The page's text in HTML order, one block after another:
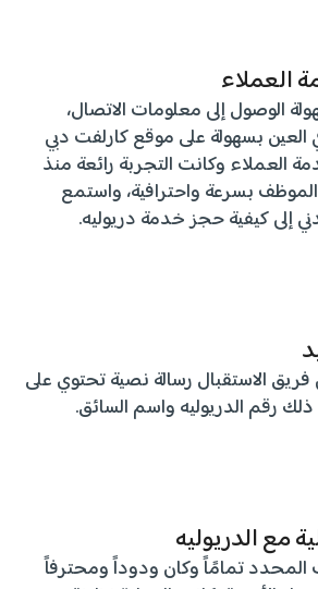
العملاء
الوصول إلى معلومات الاتصال،
بسهولة على موقع كارلفت دبي
العملاء وكانت التجربة رائعة منذ
بسرعة واحترافية، واستمع
إلى كيفية حجز خدمة دريوليه.
الاستقبال رسالة نصية تحتوي على
رقم الدريوليه واسم السائق.
مع الدريوليه
تمامًاً وكان ودوداً ومحترفاً